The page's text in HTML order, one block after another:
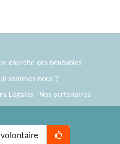
Je cherche des bénévoles
sommes-nous ?
Légales
Nos partenaires
2026
Webkast